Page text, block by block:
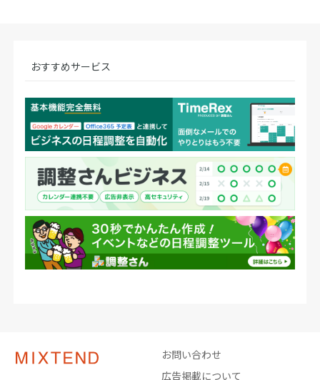
おすすめサービス
お問い合わせ
広告掲載について